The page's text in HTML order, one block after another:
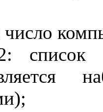
число
список